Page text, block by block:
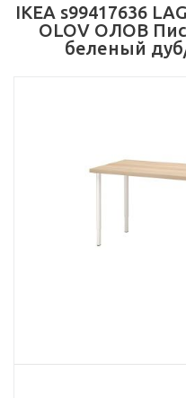
IKEA s99417636
OLOV ОЛОВ
беленый